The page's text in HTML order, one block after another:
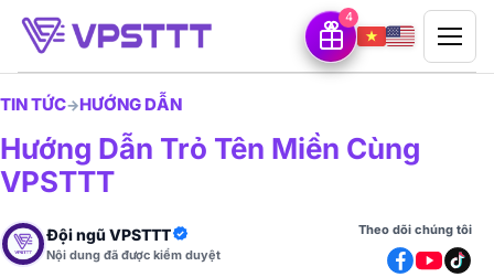
4
TIN TỨC→HƯỚNG DẪN
Hướng Dẫn Trỏ Tên Miền Cùng
VPSTTT
Đội ngũ VPSTTT
Nội dung đã được kiểm duyệt
Theo dõi chúng tôi